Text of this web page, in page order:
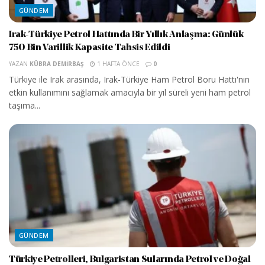
GÜNDEM
Irak-Türkiye Petrol Hattında Bir Yıllık Anlaşma: Günlük
750 Bin Varillik Kapasite Tahsis Edildi
YAZAN KÜBRA DEMIRBAŞ 1 HAFTA ÖNCE 0
Türkiye ile Irak arasında, Irak-Türkiye Ham Petrol Boru Hattı'nın
etkin kullanımını sağlamak amacıyla bir yıl süreli yeni ham petrol
taşıma...
GÜNDEM
Türkiye Petrolleri, Bulgaristan Sularında Petrol ve Doğal